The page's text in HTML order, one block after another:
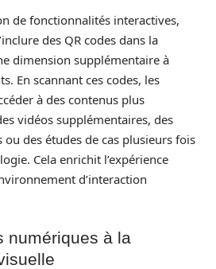
de fonctionnalités interactives,
des QR codes dans la
dimension supplémentaire à
En scannant ces codes, les
à des contenus plus
vidéos supplémentaires, des
des études de cas plusieurs fois
Cela enrichit l’expérience
d’interaction
numériques à la